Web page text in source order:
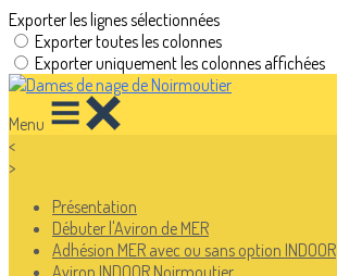
Exporter les lignes sélectionnées
Exporter toutes les colonnes
Exporter uniquement les colonnes affichées
Menu
<
>
Présentation
Débuter l'Aviron de MER
Adhésion MER avec ou sans option INDOOR
Aviron INDOOR Noirmoutier